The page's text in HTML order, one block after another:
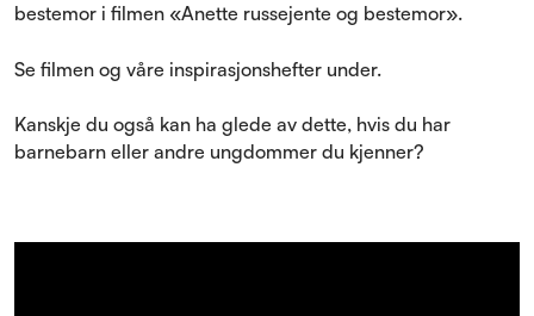
bestemor i filmen «Anette russejente og bestemor».
Se filmen og våre inspirasjonshefter under.
Kanskje du også kan ha glede av dette, hvis du har
barnebarn eller andre ungdommer du kjenner?